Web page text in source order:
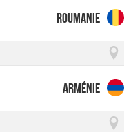
Roumanie
Arménie